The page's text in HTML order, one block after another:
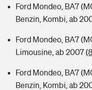
Ford Mondeo, BA7
Benzin, Kombi, ab
Ford Mondeo, BA7
Limousine, ab 2007
Ford Mondeo, BA7
Benzin, Kombi, ab